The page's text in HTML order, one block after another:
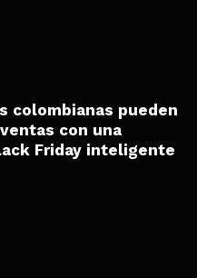
colombianas pueden
con una
Friday inteligente